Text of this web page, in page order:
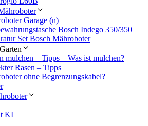
Garage (n)
Bosch Indego 350/350
Set Bosch Mähroboter
mulchen – Tipps – Was ist mulchen?
Rasen – Tipps
ohne Begrenzungskabel?
KI